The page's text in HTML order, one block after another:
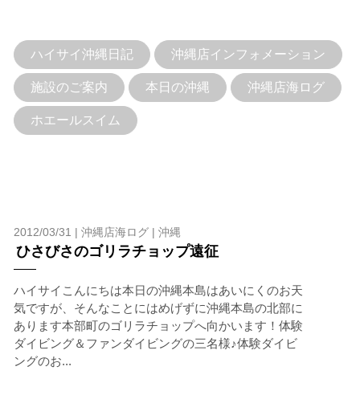
ハイサイ沖縄日記 沖縄店インフォメーション
施設のご案内 本日の沖縄 沖縄店海ログ
ホエールスイム
2012/03/31 | 沖縄店海ログ| 沖縄
ひさびさのゴリラチョップ遠征
ハイサイこんにちは本日の沖縄本島はあいにくのお天
気ですが、そんなことにはめげずに沖縄本島の北部に
あります本部町のゴリラチョップへ向かいます！体験
ダイビング＆ファンダイビングの三名様♪体験ダイビ
ングのお...
1.スイム開始の判断
クジラを発見した場合は、その時のクジラの様子や海況
を確認し、ガイドがスイム開始可能と判断した場合にの
みエントリーを行います。
たとえクジラが近くを泳いでいても、状況によってはエ
ントリーを行わない場合があります。
2.人数制限とエントリー順